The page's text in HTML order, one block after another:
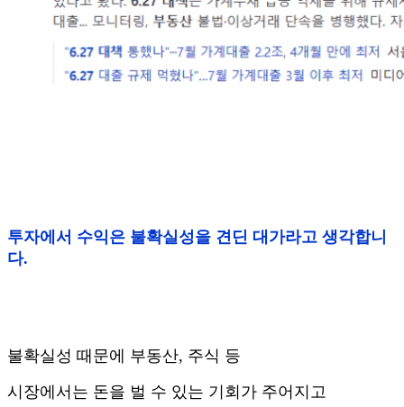
투자에서 수익은 불확실성을 견딘 대가라고 생각합니
다.
불확실성 때문에 부동산, 주식 등
시장에서는 돈을 벌 수 있는 기회가 주어지고